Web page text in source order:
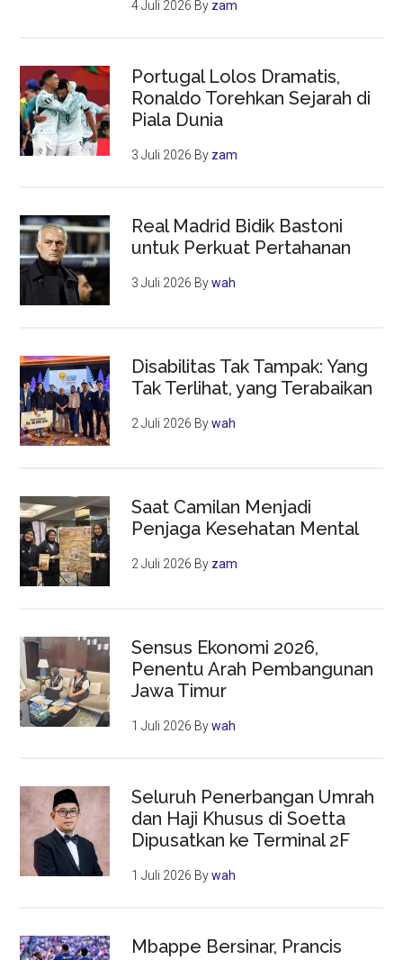
4 Juli 2026 By zam
Portugal Lolos Dramatis,
Ronaldo Torehkan Sejarah di
Piala Dunia
3 Juli 2026 By zam
Real Madrid Bidik Bastoni
untuk Perkuat Pertahanan
3 Juli 2026 Bywah
Disabilitas Tak Tampak: Yang
Tak Terlihat, yang Terabaikan
2 Juli 2026 Bywah
Saat Camilan Menjadi
Penjaga Kesehatan Mental
2 Juli 2026 By zam
Sensus Ekonomi 2026,
Penentu Arah Pembangunan
Jawa Timur
1 Juli 2026 Bywah
Seluruh Penerbangan Umrah
dan Haji Khusus di Soetta
Dipusatkan ke Terminal 2F
1 Juli 2026 Bywah
Mbappe Bersinar, Prancis